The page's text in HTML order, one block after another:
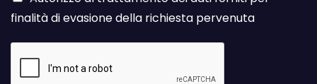
finalità di evasione della richiesta pervenuta